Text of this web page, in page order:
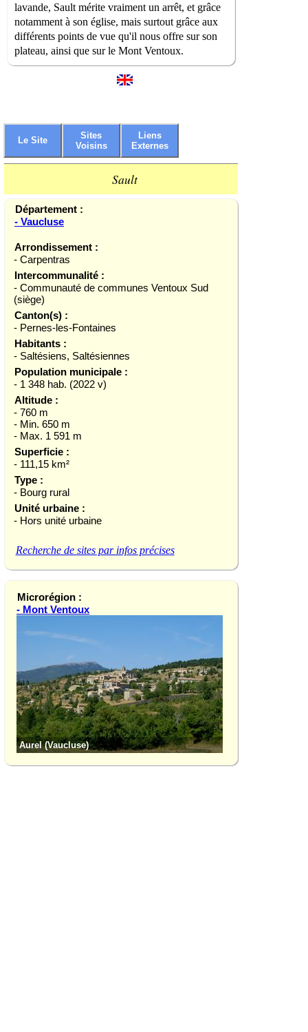
lavande, Sault mérite vraiment un arrêt, et grâce
notamment à son église, mais surtout grâce aux
différents points de vue qu'il nous offre sur son
plateau, ainsi que sur le Mont Ventoux.
Le Site
Sites
Voisins
Liens
Externes
Sault
Département :
- Vaucluse
Arrondissement :
- Carpentras
Intercommunalité :
- Communauté de communes Ventoux Sud
(siège)
Canton(s) :
- Pernes-les-Fontaines
Habitants :
- Saltésiens, Saltésiennes
Population municipale :
- 1 348 hab. (2022 v)
Altitude :
- 760 m
- Min. 650 m
- Max. 1 591 m
Superficie :
- 111,15 km²
Type :
- Bourg rural
Unité urbaine :
- Hors unité urbaine
Recherche de sites par infos précises
Microrégion :
- Mont Ventoux
Aurel (Vaucluse)